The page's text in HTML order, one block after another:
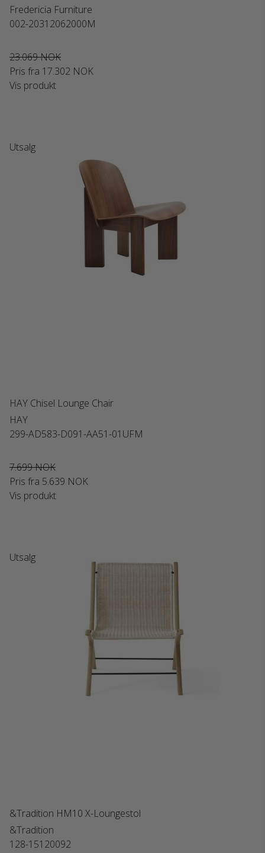
Fredericia Furniture
002-20312062000M
23.069 NOK
Pris fra 17.302 NOK
Vis produkt
Utsalg
HAY Chisel Lounge Chair
HAY
299-AD583-D091-AA51-01UFM
7.699 NOK
Pris fra 5.639 NOK
Vis produkt
Utsalg
&Tradition HM10 X-Loungestol
&Tradition
128-15120092